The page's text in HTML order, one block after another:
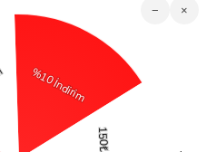
- Tüm Hakları Saklıdır.
− ×